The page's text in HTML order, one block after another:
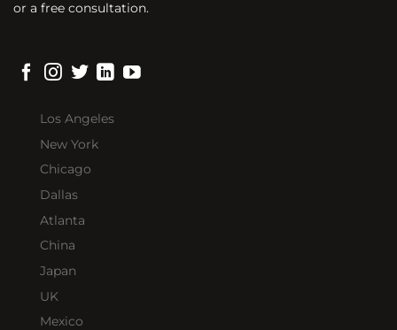
or a free consultation.
Los Angeles
New York
Chicago
Dallas
Atlanta
China
Japan
UK
Mexico